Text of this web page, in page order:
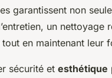
garantissent non
un
en maintenant leur
sécurité et esthétique